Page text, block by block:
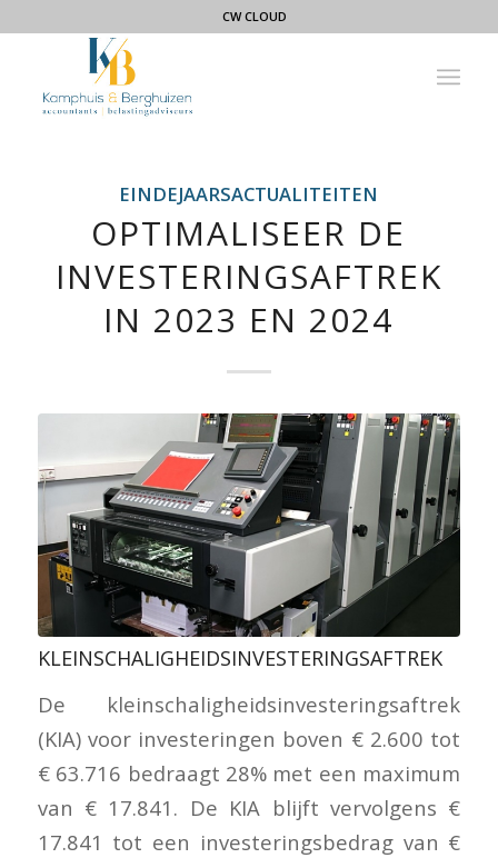
CW CLOUD
EINDEJAARSACTUALITEITEN
OPTIMALISEER DE
INVESTERINGSAFTREK
IN 2023 EN 2024
KLEINSCHALIGHEIDSINVESTERINGSAFTREK
De kleinschaligheidsinvesteringsaftrek
(KIA) voor investeringen boven € 2.600 tot
€ 63.716 bedraagt 28% met een maximum
van € 17.841. De KIA blijft vervolgens €
17.841 tot een investeringsbedrag van €